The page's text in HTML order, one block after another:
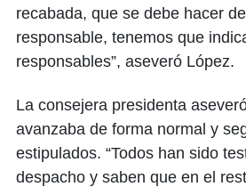
recabada, que se debe hacer
responsable, tenemos que
responsables”, aseveró López.
La consejera presidenta
avanzaba de forma normal y
estipulados. “Todos han sido
despacho y saben que en el